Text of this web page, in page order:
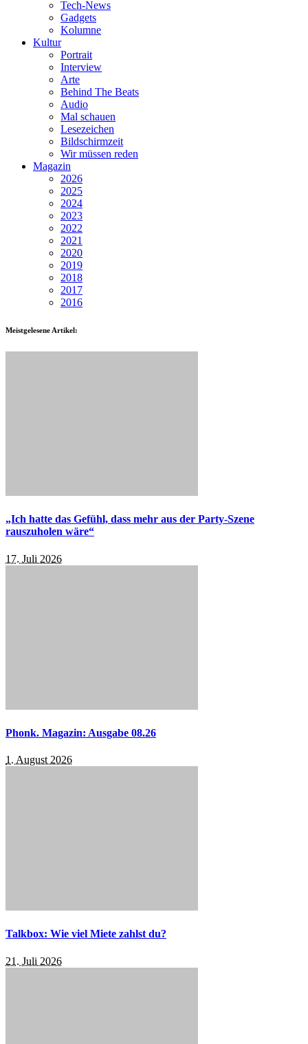
Tech-News
Gadgets
Kolumne
Kultur
Portrait
Interview
Arte
Behind The Beats
Audio
Mal schauen
Lesezeichen
Bildschirmzeit
Wir müssen reden
Magazin
2026
2025
2024
2023
2022
2021
2020
2019
2018
2017
2016
Meistgelesene Artikel:
„Ich hatte das Gefühl, dass mehr aus der Party-Szene
rauszuholen wäre“
17. Juli 2026
Phonk. Magazin: Ausgabe 08.26
1. August 2026
Talkbox: Wie viel Miete zahlst du?
21. Juli 2026